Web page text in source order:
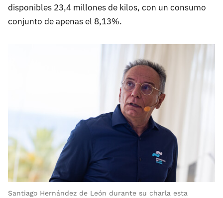
disponibles 23,4 millones de kilos, con un consumo
conjunto de apenas el 8,13%.
Santiago Hernández de León durante su charla esta